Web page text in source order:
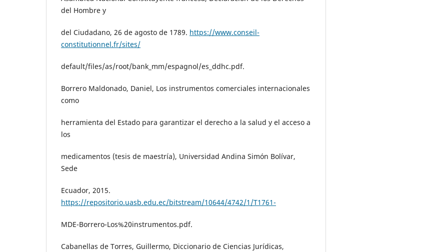
del Hombre y
del Ciudadano, 26 de agosto de 1789. https://www.conseil-
constitutionnel.fr/sites/
default/files/as/root/bank_mm/espagnol/es_ddhc.pdf.
Borrero Maldonado, Daniel, Los instrumentos comerciales internacionales
como
herramienta del Estado para garantizar el derecho a la salud y el acceso a
los
medicamentos (tesis de maestría), Universidad Andina Simón Bolívar,
Sede
Ecuador, 2015.
https://repositorio.uasb.edu.ec/bitstream/10644/4742/1/T1761-
MDE-Borrero-Los%20instrumentos.pdf.
Cabanellas de Torres, Guillermo, Diccionario de Ciencias Jurídicas,